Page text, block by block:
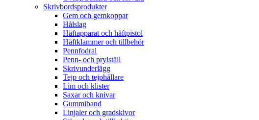
Skrivbordsprodukter
Gem och gemkoppar
Hålslag
Häftapparat och häftpistol
Häftklammer och tillbehör
Pennfodral
Penn- och prylställ
Skrivunderlägg
Tejp och tejphållare
Lim och klister
Saxar och knivar
Gummiband
Linjaler och gradskivor